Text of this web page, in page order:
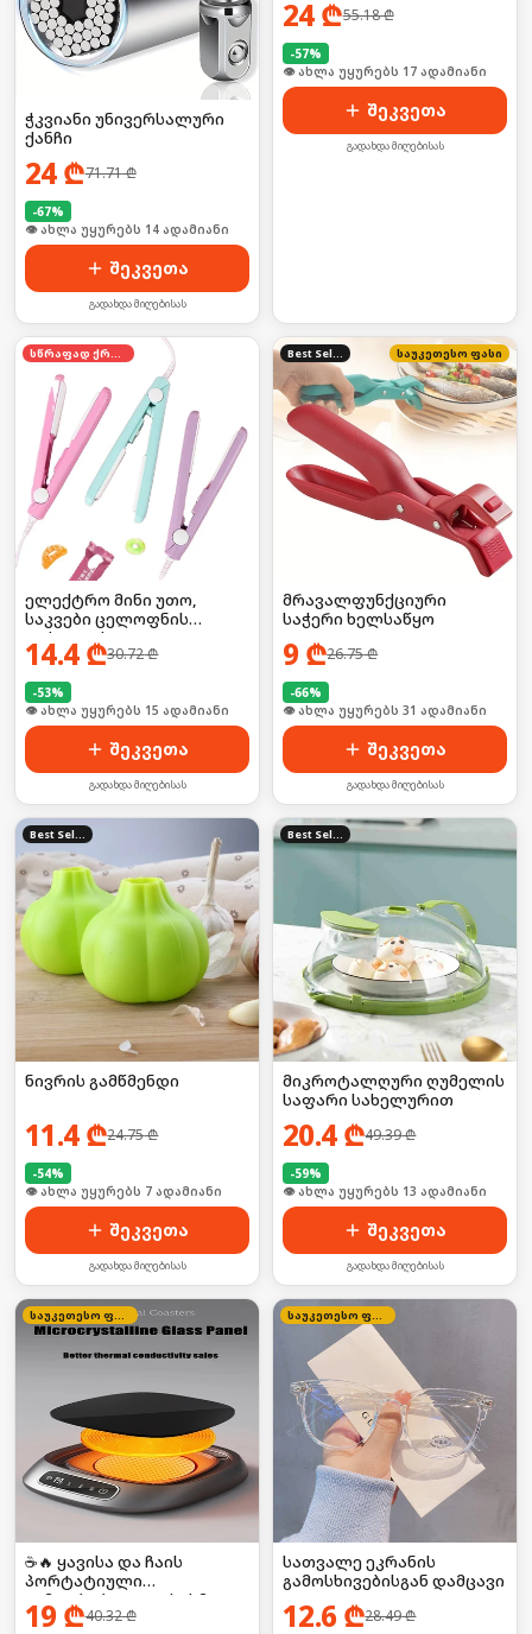
ჭკვიანი უნივერსალური
ქანჩი
24₾71.71₾
-67%
🛒 ბოლო 24სთ-ში იყიდა 18-მა
შეკვეთა
გადახდა მიღებისას
24₾55.18₾
-57%
🛒 ბოლო 24სთ-ში იყიდა 22-მა
შეკვეთა
გადახდა მიღებისას
სწრაფად ქრება
ელექტრო მინი უთო,
საკვები ცელოფნის
დასალუქი
14.4₾30.72₾
-53%
👁 ახლა უყურებს 15 ადამიანი
შეკვეთა
გადახდა მიღებისას
Best Seller საუკეთესო ფასი
მრავალფუნქციური
საჭერი ხელსაწყო
9 ₾26.75₾
-66%
🛒 ბოლო 24სთ-ში იყიდა 41-მა
შეკვეთა
გადახდა მიღებისას
Best Seller
ნივრის გამწმენდი
11.4₾24.75₾
-54%
🛒 ბოლო 24სთ-ში იყიდა 8-მა
შეკვეთა
გადახდა მიღებისას
Best Seller
მიკროტალღური ღუმელის
საფარი სახელურით
20.4₾49.39₾
-59%
👁 ახლა უყურებს 13 ადამიანი
შეკვეთა
გადახდა მიღებისას
საუკეთესო ფასი
☕🔥 ყავისა და ჩაის
პორტატიული
გამათბობელი — სასმელი
ყოველთვის თბილია
19 ₾40.32₾
საუკეთესო ფასი
სათვალე ეკრანის
გამოსხივებისგან დამცავი
12.6 ₾28.49₾